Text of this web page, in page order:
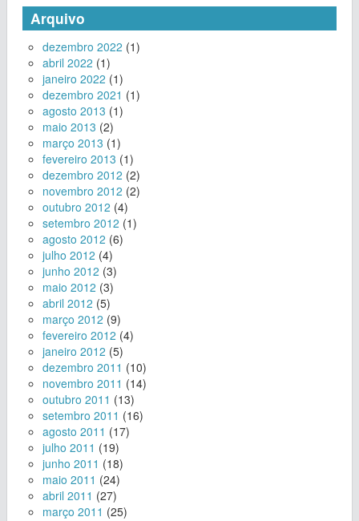
Arquivo
dezembro 2022 (1)
abril 2022 (1)
janeiro 2022 (1)
dezembro 2021 (1)
agosto 2013 (1)
maio 2013 (2)
março 2013 (1)
fevereiro 2013 (1)
dezembro 2012 (2)
novembro 2012 (2)
outubro 2012 (4)
setembro 2012 (1)
agosto 2012 (6)
julho 2012 (4)
junho 2012 (3)
maio 2012 (3)
abril 2012 (5)
março 2012 (9)
fevereiro 2012 (4)
janeiro 2012 (5)
dezembro 2011 (10)
novembro 2011 (14)
outubro 2011 (13)
setembro 2011 (16)
agosto 2011 (17)
julho 2011 (19)
junho 2011 (18)
maio 2011 (24)
abril 2011 (27)
março 2011 (25)